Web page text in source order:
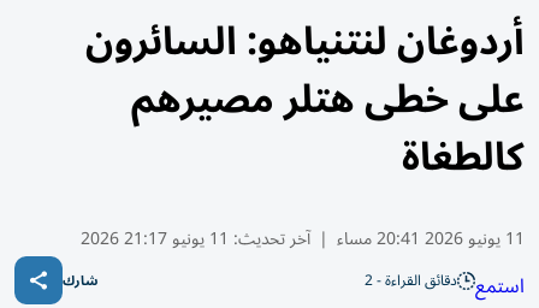
أردوغان لنتنياهو: السائرون
على خطى هتلر مصيرهم
كالطغاة
11 يونيو 2026 20:41 مساء | آخر تحديث: 11 يونيو 21:17 2026
استمع دقائق القراءة - 2 شارك